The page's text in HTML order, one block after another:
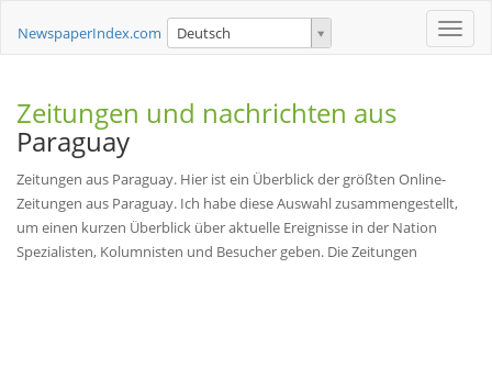
Toggle
NewspaperIndex.com Deutsch
Zeitungen und nachrichten aus
Paraguay
Zeitungen aus Paraguay. Hier ist ein Überblick der größten Online-
Zeitungen aus Paraguay. Ich habe diese Auswahl zusammengestellt,
um einen kurzen Überblick über aktuelle Ereignisse in der Nation
Spezialisten, Kolumnisten und Besucher geben. Die Zeitungen